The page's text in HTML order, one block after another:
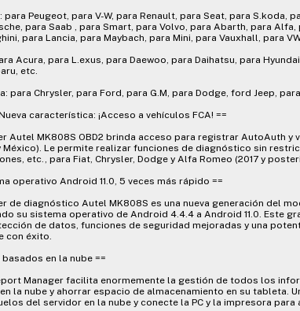
para Peugeot, para V-W, para Renault, para Seat, para S.koda,
para Saab , para Smart, para Volvo, para Abarth, para
para Lancia, para Maybach, para Mini, para Vauxhall, para
Acura, para L.exus, para Daewoo, para Daihatsu, para
etc.
para Chrysler, para Ford, para G.M, para Dodge, ford Jeep,
característica: ¡Acceso a vehículos FCA! ==
Autel MK808S OBD2 brinda acceso para registrar AutoAuth y
México). Le permite realizar funciones de diagnóstico sin
etc., para Fiat, Chrysler, Dodge y Alfa Romeo (2017 y
operativo Android 11.0, 5 veces más rápido ==
de diagnóstico Autel MK808S es una nueva generación del
su sistema operativo de Android 4.4.4 a Android 11.0. Este
de datos, funciones de seguridad mejoradas y una
con éxito.
basados en la nube ==
Manager facilita enormemente la gestión de todos los
la nube y ahorrar espacio de almacenamiento en su
del servidor en la nube y conecte la PC y la impresora para